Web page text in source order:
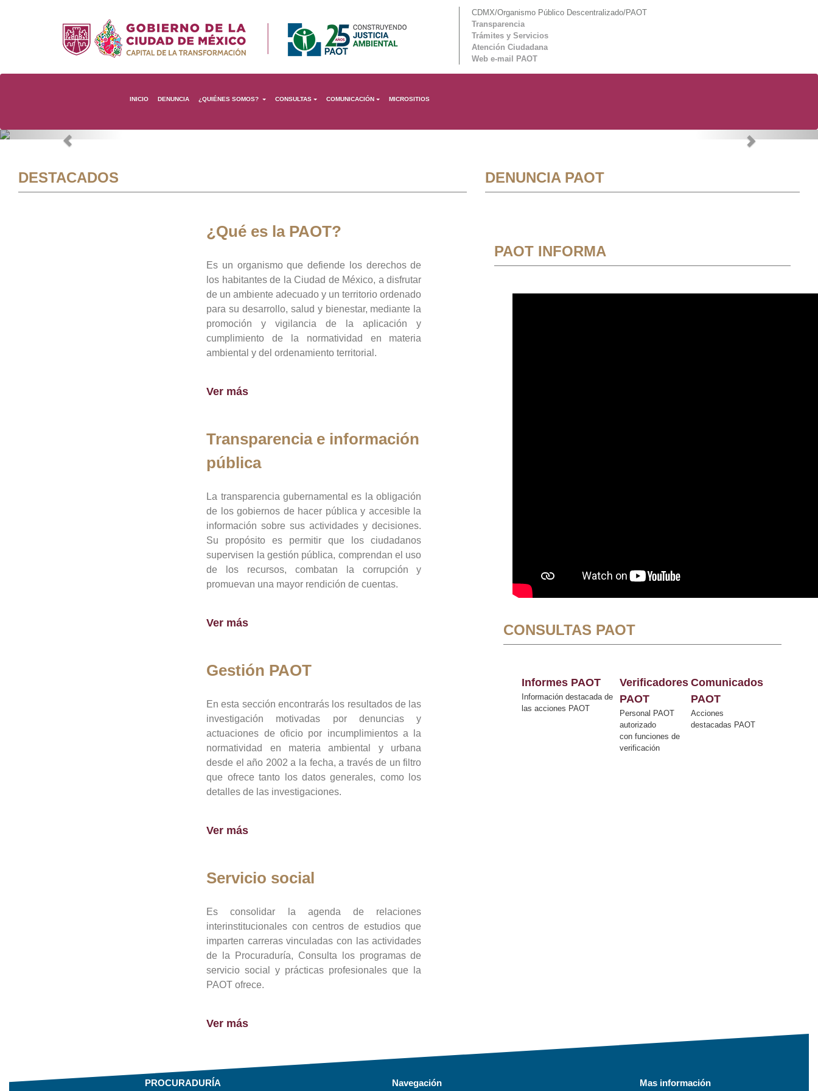
CDMX/Organismo Público Descentralizado/PAOT
Transparencia
Trámites y Servicios
Atención Ciudadana
Web e-mail PAOT
INICIO DENUNCIA ¿QUIÉNES SOMOS? CONSULTAS COMUNICACIÓN MICROSITIOS
Previous Next
DESTACADOS
¿Qué es la PAOT?
Es un organismo que defiende los derechos de
los habitantes de la Ciudad de México, a disfrutar
de un ambiente adecuado y un territorio ordenado
para su desarrollo, salud y bienestar, mediante la
promoción y vigilancia de la aplicación y
cumplimiento de la normatividad en materia
ambiental y del ordenamiento territorial.
Ver más
Transparencia e información
pública
La transparencia gubernamental es la obligación
de los gobiernos de hacer pública y accesible la
información sobre sus actividades y decisiones.
Su propósito es permitir que los ciudadanos
supervisen la gestión pública, comprendan el uso
de los recursos, combatan la corrupción y
promuevan una mayor rendición de cuentas.
Ver más
Gestión PAOT
En esta sección encontrarás los resultados de las
investigación motivadas por denuncias y
actuaciones de oficio por incumplimientos a la
normatividad en materia ambiental y urbana
desde el año 2002 a la fecha, a través de un filtro
que ofrece tanto los datos generales, como los
detalles de las investigaciones.
Ver más
Servicio social
Es consolidar la agenda de relaciones
interinstitucionales con centros de estudios que
imparten carreras vinculadas con las actividades
de la Procuraduría, Consulta los programas de
servicio social y prácticas profesionales que la
PAOT ofrece.
Ver más
DENUNCIA PAOT
PAOT INFORMA
CONSULTAS PAOT
Informes PAOT
Información destacada de
las acciones PAOT
Verificadores
PAOT
Personal PAOT
autorizado
con funciones de
verificación
Comunicados
PAOT
Acciones
destacadas PAOT
PROCURADURÍA Navegación Mas información